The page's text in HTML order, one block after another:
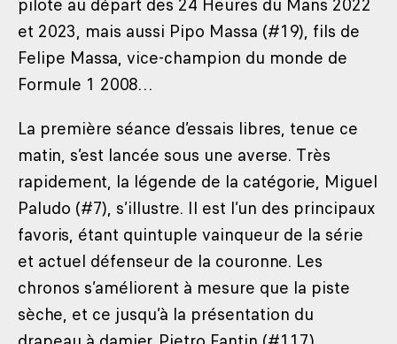
pilote au départ des 24 Heures du Mans 2022
et 2023, mais aussi Pipo Massa (#19), fils de
Felipe Massa, vice-champion du monde de
Formule 1 2008…
La première séance d’essais libres, tenue ce
matin, s’est lancée sous une averse. Très
rapidement, la légende de la catégorie, Miguel
Paludo (#7), s’illustre. Il est l’un des principaux
favoris, étant quintuple vainqueur de la série
et actuel défenseur de la couronne. Les
chronos s’améliorent à mesure que la piste
sèche, et ce jusqu’à la présentation du